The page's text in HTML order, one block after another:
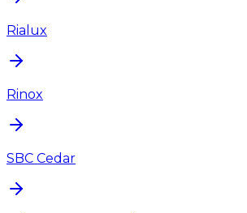
Rialux
Rinox
SBC Cedar